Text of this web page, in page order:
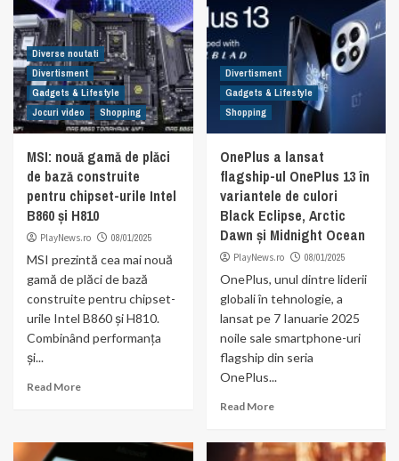
Diverse noutati
Divertisment
Gadgets & Lifestyle
Jocuri video
Shopping
MSI: nouă gamă de plăci
de bază construite
pentru chipset-urile Intel
B860 și H810
PlayNews.ro 08/01/2025
MSI prezintă cea mai nouă
gamă de plăci de bază
construite pentru chipset-
urile Intel B860 și H810.
Combinând performanța
și...
Read More
Divertisment
Gadgets & Lifestyle
Shopping
OnePlus a lansat
flagship-ul OnePlus 13 în
variantele de culori
Black Eclipse, Arctic
Dawn și Midnight Ocean
PlayNews.ro 08/01/2025
OnePlus, unul dintre liderii
globali în tehnologie, a
lansat pe 7 Ianuarie 2025
noile sale smartphone-uri
flagship din seria
OnePlus...
Read More